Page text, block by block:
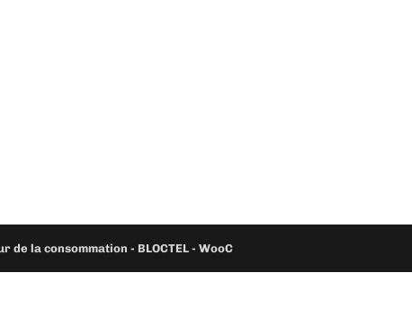
de la consommation - BLOCTEL -WooC